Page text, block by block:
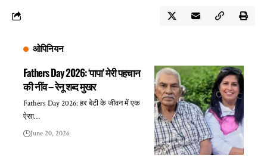
ओपिनियन
Fathers Day 2026: ‘पापा’ मेरी पहचान
की नींव – रेनू शब्द मुखर
Fathers Day 2026: हर बेटी के जीवन में एक
ऐसा…
June 20, 2026